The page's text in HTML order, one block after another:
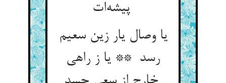
پیشه‌ات
یا وصال یار زین سعیم
رسد ** یا ز راهی